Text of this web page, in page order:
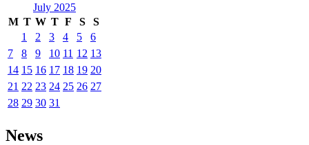
July 2025
M T W T F S
S
1
2 3 4 5
6
7
8 9 10 11 12 13
14 15 16 17 18 19 20
21 22 23 24 25 26 27
28 29 30 31
News